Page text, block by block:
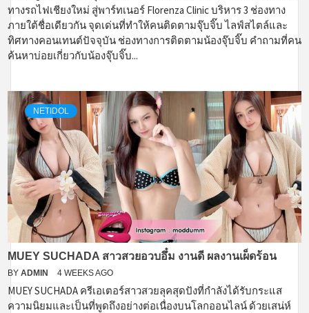
ทางรถไฟเชียงใหม่ สู่พาร์ทเนอร์ Florenza Clinic บริหาร 3 ช่องทาง
ภายใต้ชื่อเดียวกัน จุดเด่นที่ทำให้คนติดตามจุ๊บจิ๊บ ไลฟ์สไตล์และ
ทิศทางคอนเทนต์ปัจจุบัน ช่องทางการติดตามน้องจุ๊บจิ๊บ คำถามที่คน
ค้นหาบ่อยเกี่ยวกับน้องจุ๊บจิ๊บ...
NETIDOL
MUEY SUCHADA สาวสวยอวบอึ๋ม งานดี ผลงานเผ็ดร้อน
BY ADMIN 4 WEEKS AGO
MUEY SUCHADA ครีเอเตอร์สาวสวยลุคสุดปังที่กำลังได้รับกระแส
ความนิยมและเป็นที่พูดถึงอย่างต่อเนื่องบนโลกออนไลน์ ด้วยเสน่ห์